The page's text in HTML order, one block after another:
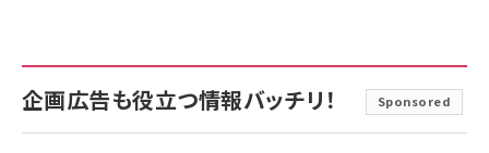
企画広告も役立つ情報バッチリ！ Sponsored